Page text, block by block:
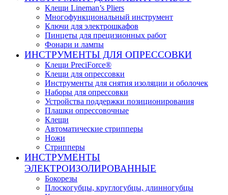
Клещи Lineman’s Pliers
Многофункциональный инструмент
Ключи для электрошкафов
Пинцеты для прецизионных работ
Фонари и лампы
ИНСТРУМЕНТЫ ДЛЯ ОПРЕССОВКИ
Клещи PreciForce®
Клещи для опрессовки
Инструменты для снятия изоляции и оболочек
Наборы для опрессовки
Устройства поддержки позиционирования
Плашки опрессовочные
Клещи
Автоматические стрипперы
Ножи
Стрипперы
ИНСТРУМЕНТЫ
ЭЛЕКТРОИЗОЛИРОВАННЫЕ
Бокорезы
Плоскогубцы, круглогубцы, длинногубцы